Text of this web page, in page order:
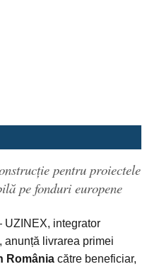
pentru proiectele
pe fonduri europene
integrator
anunță livrarea primei
România către beneficiar,